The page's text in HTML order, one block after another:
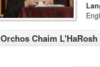
Orchos Chaim